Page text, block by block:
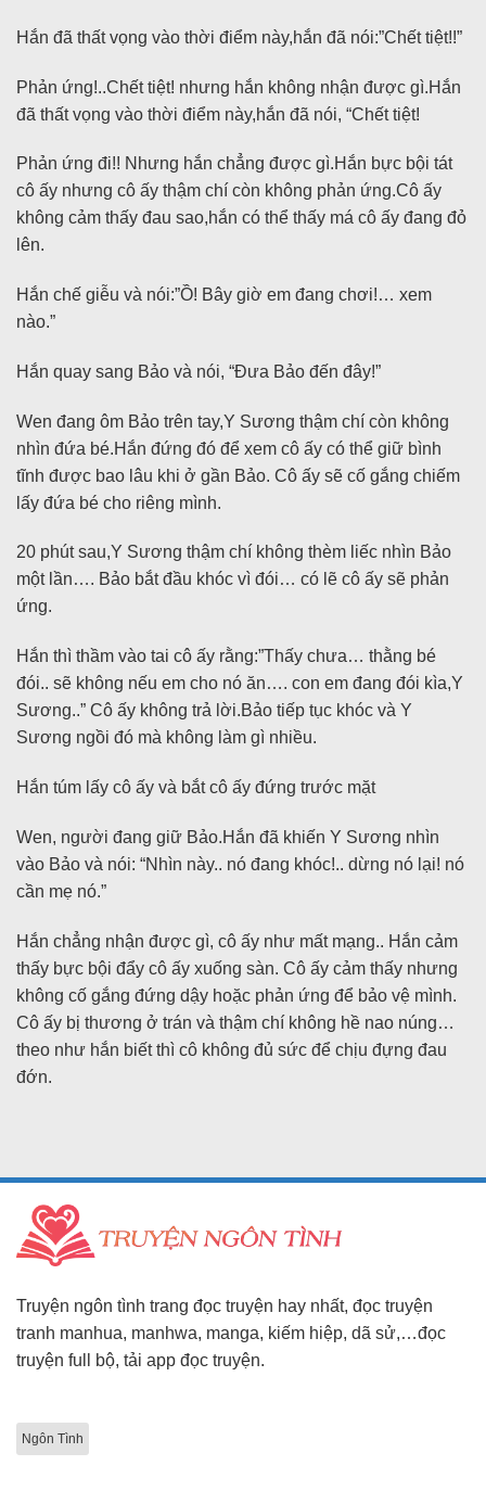
Hắn đã thất vọng vào thời điểm này,hắn đã nói:”Chết tiệt!!”
Phản ứng!..Chết tiệt! nhưng hắn không nhận được gì.Hắn
đã thất vọng vào thời điểm này,hắn đã nói, “Chết tiệt!
Phản ứng đi!! Nhưng hắn chẳng được gì.Hắn bực bội tát
cô ấy nhưng cô ấy thậm chí còn không phản ứng.Cô ấy
không cảm thấy đau sao,hắn có thể thấy má cô ấy đang đỏ
lên.
Hắn chế giễu và nói:”Ồ! Bây giờ em đang chơi!… xem
nào.”
Hắn quay sang Bảo và nói, “Đưa Bảo đến đây!”
Wen đang ôm Bảo trên tay,Y Sương thậm chí còn không
nhìn đứa bé.Hắn đứng đó để xem cô ấy có thể giữ bình
tĩnh được bao lâu khi ở gần Bảo. Cô ấy sẽ cố gắng chiếm
lấy đứa bé cho riêng mình.
20 phút sau,Y Sương thậm chí không thèm liếc nhìn Bảo
một lần…. Bảo bắt đầu khóc vì đói… có lẽ cô ấy sẽ phản
ứng.
Hắn thì thầm vào tai cô ấy rằng:”Thấy chưa… thằng bé
đói.. sẽ không nếu em cho nó ăn…. con em đang đói kìa,Y
Sương..” Cô ấy không trả lời.Bảo tiếp tục khóc và Y
Sương ngồi đó mà không làm gì nhiều.
Hắn túm lấy cô ấy và bắt cô ấy đứng trước mặt
Wen, người đang giữ Bảo.Hắn đã khiến Y Sương nhìn
vào Bảo và nói: “Nhìn này.. nó đang khóc!.. dừng nó lại! nó
cần mẹ nó.”
Hắn chẳng nhận được gì, cô ấy như mất mạng.. Hắn cảm
thấy bực bội đẩy cô ấy xuống sàn. Cô ấy cảm thấy nhưng
không cố gắng đứng dậy hoặc phản ứng để bảo vệ mình.
Cô ấy bị thương ở trán và thậm chí không hề nao núng…
theo như hắn biết thì cô không đủ sức để chịu đựng đau
đớn.
Truyện ngôn tình trang đọc truyện hay nhất, đọc truyện
tranh manhua, manhwa, manga, kiếm hiệp, dã sử,…đọc
truyện full bộ, tải app đọc truyện.
Ngôn Tình